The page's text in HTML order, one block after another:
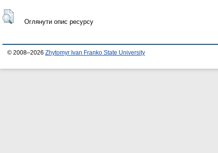
Оглянути опис ресурсу
© 2008–2026 Zhytomyr Ivan Franko State University